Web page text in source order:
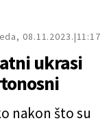
08.11.2023. 11:17
ukrasi
nakon što su